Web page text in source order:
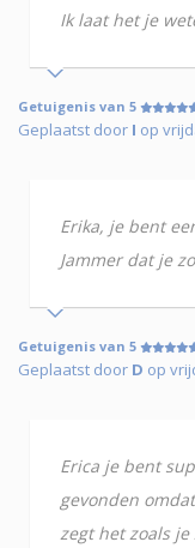
Ik laat het je
Getuigenis van 5
Geplaatst door I op
Erika, je bent
Jammer dat je
Getuigenis van 5
Geplaatst door D op
Erica je bent
gevonden
zegt het zoals